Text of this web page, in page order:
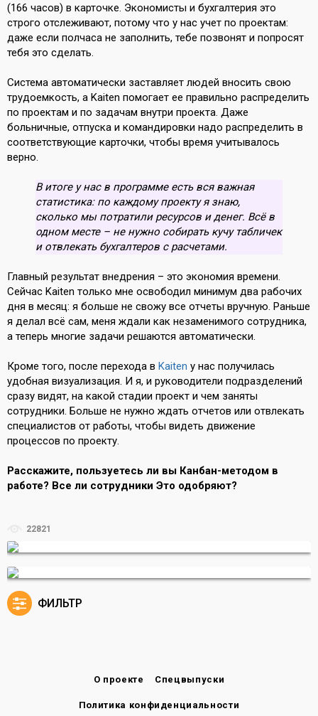
(166 часов) в карточке. Экономисты и бухгалтерия это
строго отслеживают, потому что у нас учет по проектам:
даже если полчаса не заполнить, тебе позвонят и попросят
тебя это сделать.
Система автоматически заставляет людей вносить свою
трудоемкость, а Kaiten помогает ее правильно распределить
по проектам и по задачам внутри проекта. Даже
больничные, отпуска и командировки надо распределить в
соответствующие карточки, чтобы время учитывалось
верно.
В итоге у нас в программе есть вся важная
статистика: по каждому проекту я знаю,
сколько мы потратили ресурсов и денег. Всё в
одном месте – не нужно собирать кучу табличек
и отвлекать бухгалтеров с расчетами.
Главный результат внедрения – это экономия времени.
Сейчас Kaiten только мне освободил минимум два рабочих
дня в месяц: я больше не свожу все отчеты вручную. Раньше
я делал всё сам, меня ждали как незаменимого сотрудника,
а теперь многие задачи решаются автоматически.
Кроме того, после перехода в Kaiten у нас получилась
удобная визуализация. И я, и руководители подразделений
сразу видят, на какой стадии проект и чем заняты
сотрудники. Больше не нужно ждать отчетов или отвлекать
специалистов от работы, чтобы видеть движение
процессов по проекту.
Расскажите, пользуетесь ли вы Канбан-методом в
работе? Все ли сотрудники Это одобряют?
22821
ФИЛЬТР
О проекте Спецвыпуски
Политика конфиденциальности